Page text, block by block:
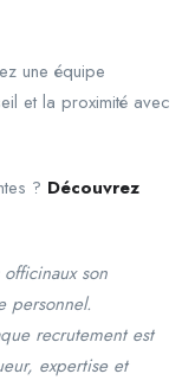
une équipe
et la proximité avec
? Découvrez
son
personnel.
recrutement est
expertise et